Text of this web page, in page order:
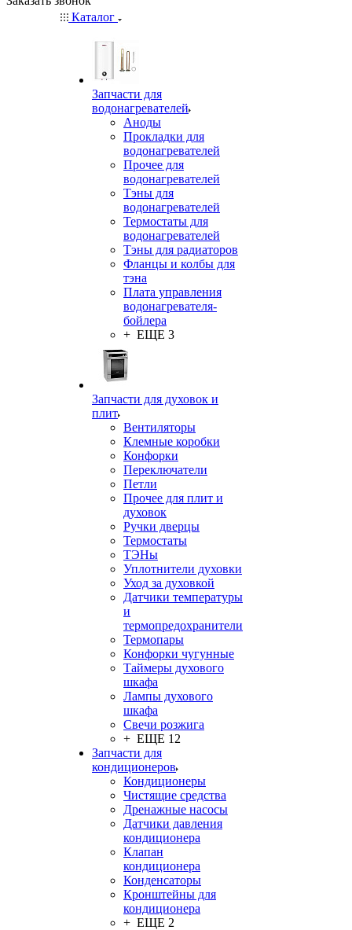
Каталог
Запчасти для
водонагревателей
Аноды
Прокладки для
водонагревателей
Прочее для
водонагревателей
Тэны для
водонагревателей
Термостаты для
водонагревателей
Тэны для радиаторов
Фланцы и колбы для
тэна
Плата управления
водонагревателя-
бойлера
+ ЕЩЕ 3
Запчасти для духовок и
плит
Вентиляторы
Клемные коробки
Конфорки
Переключатели
Петли
Прочее для плит и
духовок
Ручки дверцы
Термостаты
ТЭНы
Уплотнители духовки
Уход за духовкой
Датчики температуры
и
термопредохранители
Термопары
Конфорки чугунные
Таймеры духового
шкафа
Лампы духового
шкафа
Свечи розжига
+ ЕЩЕ 12
Запчасти для
кондиционеров
Кондиционеры
Чистящие средства
Дренажные насосы
Датчики давления
кондиционера
Клапан
кондиционера
Конденсаторы
Кронштейны для
кондиционера
+ ЕЩЕ 2